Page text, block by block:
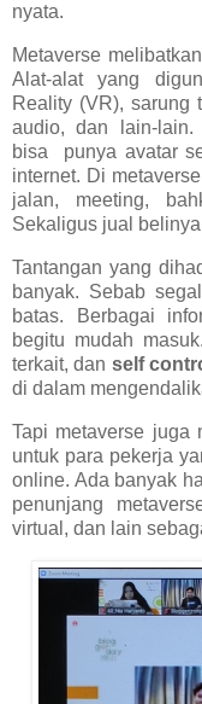
nyata.
Metaverse
Alat-alat yang
Reality (VR), sarung
audio, dan lain-lain.
bisa punya avatar
internet. Di
jalan, meeting,
Sekaligus jual
Tantangan yang
banyak. Sebab
batas. Berbagai
begitu mudah
terkait, dan self
di dalam
Tapi metaverse juga
untuk para pekerja
online. Ada banyak
penunjang
virtual, dan lain